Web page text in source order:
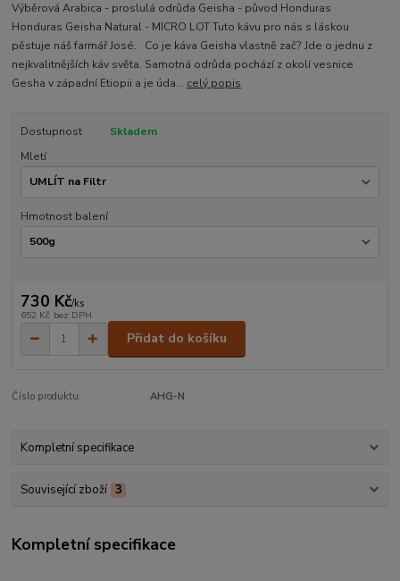
Výběrová Arabica - proslulá odrůda Geisha - původ Honduras
Honduras Geisha Natural - MICRO LOT Tuto kávu pro nás s láskou
pěstuje náš farmář José. Co je káva Geisha vlastně zač? Jde o jednu z
nejkvalitnějších káv světa. Samotná odrůda pochází z okolí vesnice
Gesha v západní Etiopii a je úda... celý popis
Dostupnost
Skladem
Mletí
Hmotnost balení
730 Kč/ks
652 Kč bez DPH
Přidat do košíku
Číslo produktu: AHG-N
Kompletní specifikace
Související zboží 3
Kompletní specifikace